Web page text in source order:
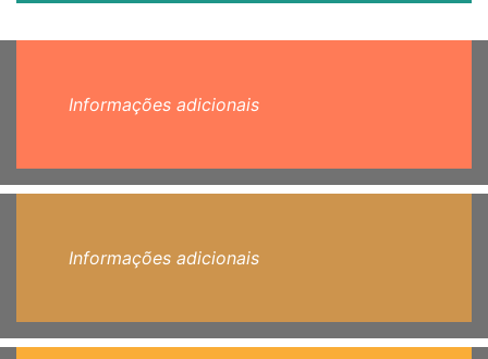
Informações adicionais
Informações adicionais